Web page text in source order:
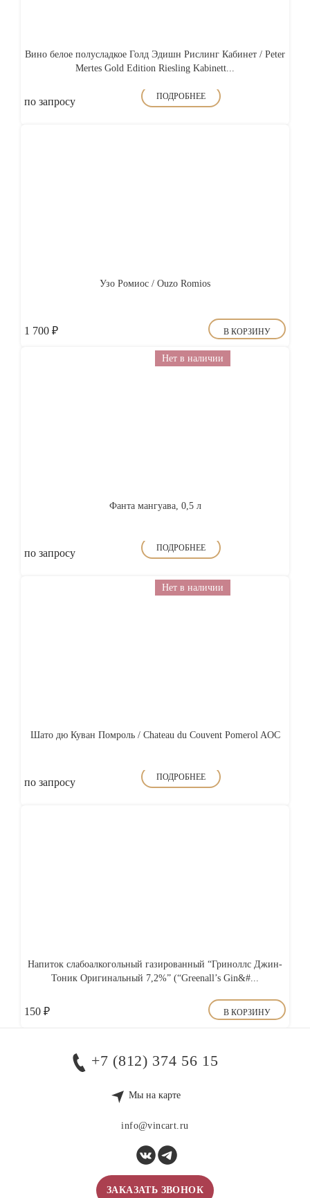
Вино белое полусладкое Голд Эдишн Рислинг Кабинет / Peter
Mertes Gold Edition Riesling Kabinett...
по запросу ПОДРОБНЕЕ
Узо Ромиос / Ouzo Romios
1 700 ₽ В КОРЗИНУ
Нет в наличии
Фанта мангуава, 0,5 л
по запросу ПОДРОБНЕЕ
Нет в наличии
Шато дю Куван Помроль / Chateau du Couvent Pomerol AOC
по запросу ПОДРОБНЕЕ
Напиток слабоалкогольный газированный “Гриноллс Джин-
Тоник Оригинальный 7,2%” (“Greenall’s Gin&#...
150 ₽ В КОРЗИНУ
+7 (812) 374 56 15
Мы на карте
info@vincart.ru
ЗАКАЗАТЬ ЗВОНОК